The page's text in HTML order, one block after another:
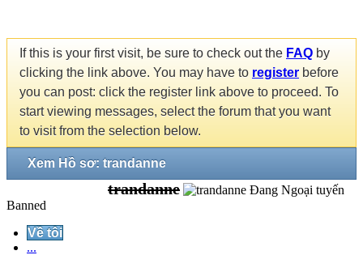
If this is your first visit, be sure to check out the FAQ by
clicking the link above. You may have to register before
you can post: click the register link above to proceed. To
start viewing messages, select the forum that you want
to visit from the selection below.
Xem Hồ sơ: trandanne
trandanne
Banned
Về tôi
...